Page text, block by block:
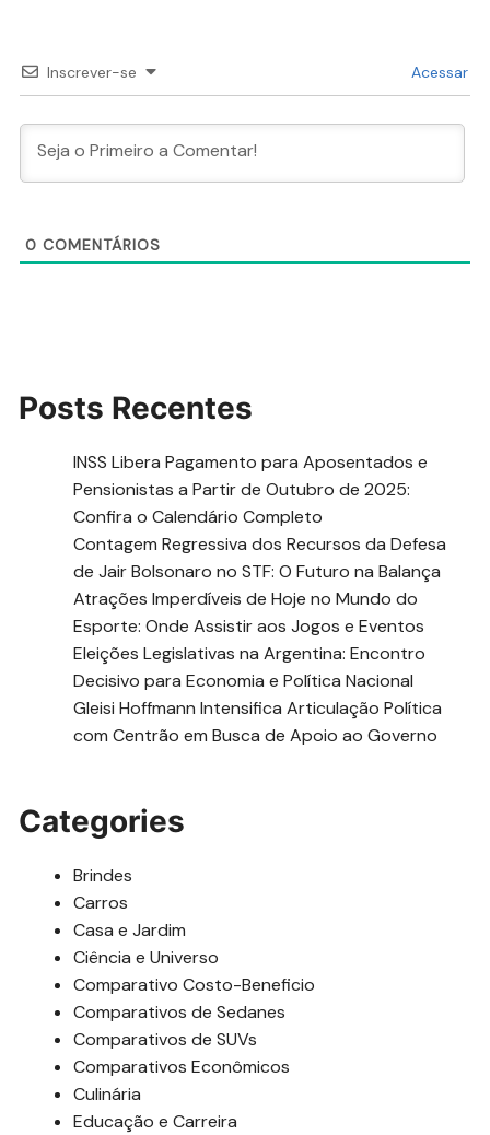
Inscrever-se Acessar
0 COMENTÁRIOS
Posts Recentes
INSS Libera Pagamento para Aposentados e
Pensionistas a Partir de Outubro de 2025:
Confira o Calendário Completo
Contagem Regressiva dos Recursos da Defesa
de Jair Bolsonaro no STF: O Futuro na Balança
Atrações Imperdíveis de Hoje no Mundo do
Esporte: Onde Assistir aos Jogos e Eventos
Eleições Legislativas na Argentina: Encontro
Decisivo para Economia e Política Nacional
Gleisi Hoffmann Intensifica Articulação Política
com Centrão em Busca de Apoio ao Governo
Categories
Brindes
Carros
Casa e Jardim
Ciência e Universo
Comparativo Costo-Beneficio
Comparativos de Sedanes
Comparativos de SUVs
Comparativos Econômicos
Culinária
Educação e Carreira